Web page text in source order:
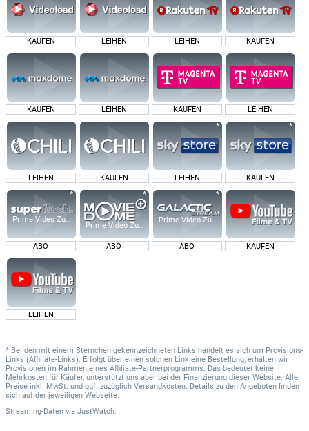
KAUFEN LEIHEN LEIHEN KAUFEN
KAUFEN LEIHEN KAUFEN LEIHEN
LEIHEN KAUFEN LEIHEN KAUFEN
Prime Video Zusatz-Kanäle
ABO
Prime Video Zusatz-Kanäle
ABO
Prime Video Zusatz-Kanäle
ABO KAUFEN
LEIHEN
* Bei den mit einem Sternchen gekennzeichneten Links handelt es sich um Provisions-
Links (Affiliate-Links). Erfolgt über einen solchen Link eine Bestellung, erhalten wir
Provisionen im Rahmen eines Affiliate-Partnerprogramms. Das bedeutet keine
Mehrkosten für Käufer, unterstützt uns aber bei der Finanzierung dieser Website. Alle
Preise inkl. MwSt. und ggf. zuzüglich Versandkosten. Details zu den Angeboten finden
sich auf der jeweiligen Webseite.
Streaming-Daten via JustWatch.